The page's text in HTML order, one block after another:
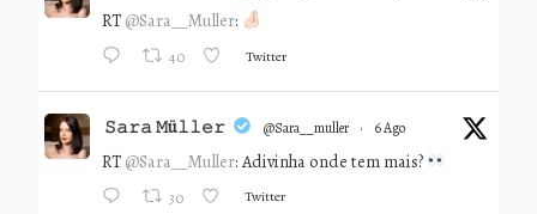
RT @Sara__Muller:
40 Twitter
𝚂𝚊𝚛𝚊 𝙼ü𝚕𝚕𝚎𝚛 @sara__muller · 6 Ago
RT @Sara__Muller: Adivinha onde tem mais?
30 Twitter